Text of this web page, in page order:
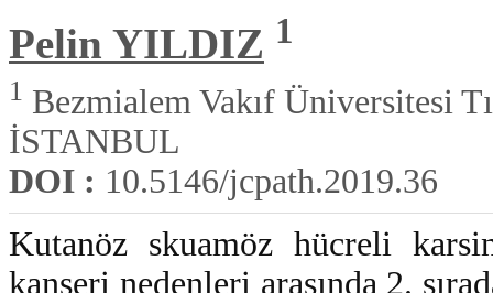
Pelin YILDIZ 1
1 Bezmialem Vakıf Üniversitesi
İSTANBUL
DOI : 10.5146/jcpath.2019.36
Kutanöz skuamöz hücreli
kanseri nedenleri arasında 2.